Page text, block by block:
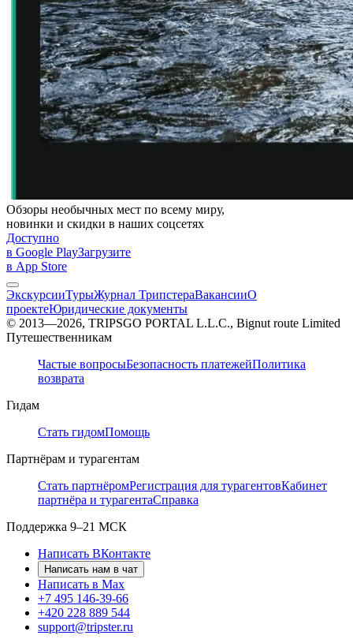
Обзоры необычных мест по всему миру,
новинки и скидки в наших соцсетях
Доступно
в Google PlayЗагрузите
в App Store
ЭкскурсииТурыЖурнал ТрипстераВакансииО
проектеЮридические документы
© 2013—2026, TRIPSGO PORTAL L.L.C., Bignut route Limited
Путешественникам
Частые вопросыБезопасность платежейПолитика
возврата
Гидам
Стать гидомПомощь
Партнёрам и турагентам
Стать партнёромРегистрация для турагентовКабинет
партнёра и турагентаСправка
Поддержка 9–21 МСК
Написать ВКонтакте
Написать нам в чат
Написать в Max
+7 495 146-39-66
+420 228 889 544
support@tripster.ru